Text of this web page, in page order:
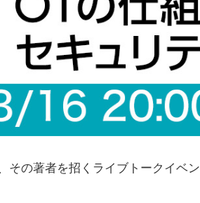
その著者を招くライブトークイベ